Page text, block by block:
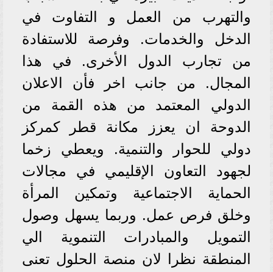
والتهرب من العمل و التفاوت في
الدخل والخدمات. وفرصة للاستفادة
من تجارب الدول الأخرى. في هذا
المجال. من جانب اخر فأن الاعلان
الدولي المعتمد من هذه القمة من
الدوحة ان يعزز مكانة قطر كمركز
دولي للحوار والتنمية. ويعطي زخما
لجهود التعاون الإقليمي في مجالات
الحماية الاجتماعية وتمكين المرأة
وخلق فرص عمل. وربما يسهل وصول
التمويل والمبادرات التنموية الي
المنطقة نظرا لان منصة الحلول تعنى